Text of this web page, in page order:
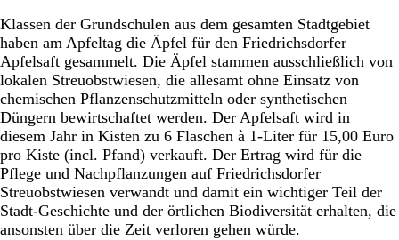
Klassen der Grundschulen aus dem gesamten Stadtgebiet
haben am Apfeltag die Äpfel für den Friedrichsdorfer
Apfelsaft gesammelt. Die Äpfel stammen ausschließlich von
lokalen Streuobstwiesen, die allesamt ohne Einsatz von
chemischen Pflanzenschutzmitteln oder synthetischen
Düngern bewirtschaftet werden. Der Apfelsaft wird in
diesem Jahr in Kisten zu 6 Flaschen à 1-Liter für 15,00 Euro
pro Kiste (incl. Pfand) verkauft. Der Ertrag wird für die
Pflege und Nachpflanzungen auf Friedrichsdorfer
Streuobstwiesen verwandt und damit ein wichtiger Teil der
Stadt-Geschichte und der örtlichen Biodiversität erhalten, die
ansonsten über die Zeit verloren gehen würde.